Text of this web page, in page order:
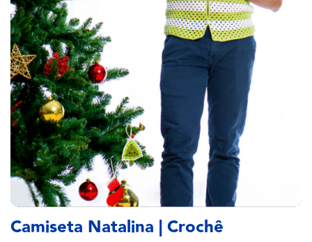
Camiseta Natalina | Crochê